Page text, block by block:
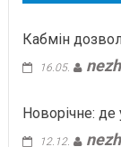
Кабмін
16.05.
Новорічне: де
12.12.